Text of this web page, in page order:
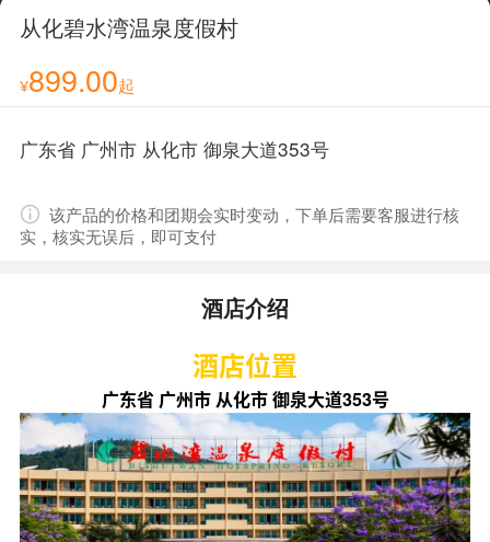
从化碧水湾温泉度假村
¥899.00起
广东省 广州市 从化市 御泉大道353号
该产品的价格和团期会实时变动，下单后需要客服进行核
实，核实无误后，即可支付
酒店介绍
酒店位置
广东省 广州市 从化市 御泉大道353号